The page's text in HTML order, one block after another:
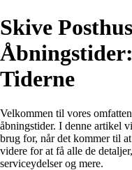
Skive
Tiderne
Velkommen til vores
åbningstider. I denne artikel
brug for, når det kommer til
videre for at få alle de
serviceydelser og mere.